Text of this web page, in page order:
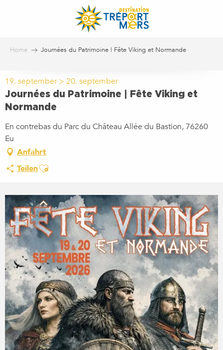
Home Journées du Patrimoine | Fête Viking et Normande
19. september > 20. september
Journées du Patrimoine | Fête Viking et
Normande
En contrebas du Parc du Château Allée du Bastion, 76260
Eu
Anfahrt
TeilenAjouter aux favoris